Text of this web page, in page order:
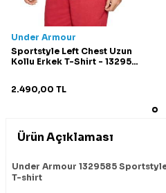
Under Armour
Sportstyle Left Chest Uzun
Kollu Erkek T-Shirt - 1329585
2.490,00 TL
Ürün Açıklaması
Under Armour 1329585
T-shirt